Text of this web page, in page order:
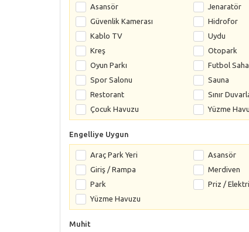
Asansör Jenaratör
Güvenlik Kamerası
Hidrofor
Kablo TV
Uydu
Kreş
Otopark
Oyun Parkı
Futbol
Spor Salonu
Sauna
Restorant
Sınır
Çocuk Havuzu
Yüzme
Engelliye Uygun
Araç Park Yeri Asansör
Giriş / Rampa
Merdiven
Park
Priz /
Yüzme Havuzu
Muhit